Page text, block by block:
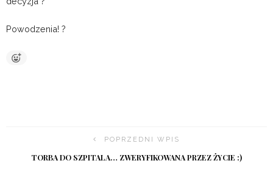
Powodzenia! ?
POPRZEDNI WPIS
TORBA DO SZPITALA… ZWERYFIKOWANA PRZEZ ŻYCIE :)